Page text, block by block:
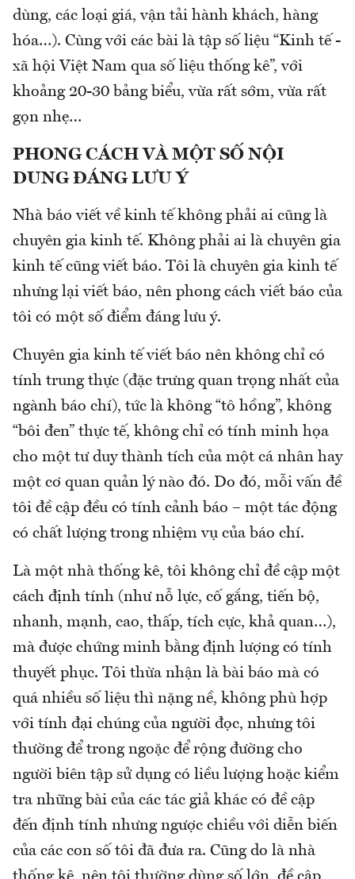
dùng, các loại giá, vận tải hành khách, hàng
hóa…). Cùng với các bài là tập số liệu “Kinh tế -
xã hội Việt Nam qua số liệu thống kê”, với
khoảng 20-30 bảng biểu, vừa rất sớm, vừa rất
gọn nhẹ…
PHONG CÁCH VÀ MỘT SỐ NỘI
DUNG ĐÁNG LƯU Ý
Nhà báo viết về kinh tế không phải ai cũng là
chuyên gia kinh tế. Không phải ai là chuyên gia
kinh tế cũng viết báo. Tôi là chuyên gia kinh tế
nhưng lại viết báo, nên phong cách viết báo của
tôi có một số điểm đáng lưu ý.
Chuyên gia kinh tế viết báo nên không chỉ có
tính trung thực (đặc trưng quan trọng nhất của
ngành báo chí), tức là không “tô hồng”, không
“bôi đen” thực tế, không chỉ có tính minh họa
cho một tư duy thành tích của một cá nhân hay
một cơ quan quản lý nào đó. Do đó, mỗi vấn đề
tôi đề cập đều có tính cảnh báo – một tác động
có chất lượng trong nhiệm vụ của báo chí.
Là một nhà thống kê, tôi không chỉ đề cập một
cách định tính (như nỗ lực, cố gắng, tiến bộ,
nhanh, mạnh, cao, thấp, tích cực, khả quan…),
mà được chứng minh bằng định lượng có tính
thuyết phục. Tôi thừa nhận là bài báo mà có
quá nhiều số liệu thì nặng nề, không phù hợp
với tính đại chúng của người đọc, nhưng tôi
thường để trong ngoặc để rộng đường cho
người biên tập sử dụng có liều lượng hoặc kiểm
tra những bài của các tác giả khác có đề cập
đến định tính nhưng ngược chiều với diễn biến
của các con số tôi đã đưa ra. Cũng do là nhà